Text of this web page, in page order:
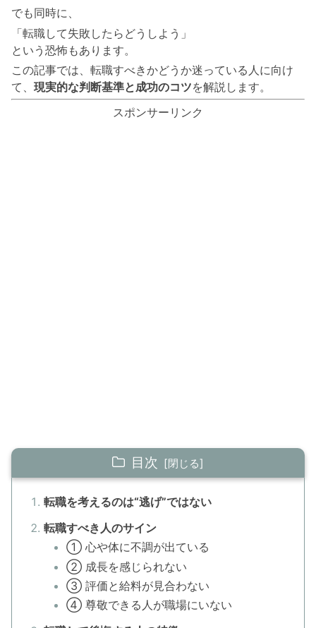
でも同時に、
「転職して失敗したらどうしよう」
という恐怖もあります。
この記事では、転職すべきかどうか迷っている人に向け
て、 現実的な判断基準と成功のコツを解説します。
スポンサーリンク
目次
転職を考えるのは“逃げ”ではない
転職すべき人のサイン
① 心や体に不調が出ている
② 成長を感じられない
③ 評価と給料が見合わない
④ 尊敬できる人が職場にいない